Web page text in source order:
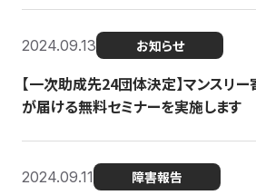
2024.09.13 お知らせ
【一次助成先24団体決定】マンスリ
が届ける無料セミナーを実施します
2024.09.11 障害報告